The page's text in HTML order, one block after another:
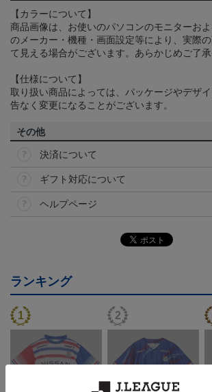
【カラーについて】
商品画像は、お使いのパソコンのモニターお
のメーカー・機種・画面設定等により、実際
て見える場合がございます。あらかじめご了承
【仕様について】
取り扱い商品によっては、パッケージやデザ
告なく変更になることがございます。
その他
決済について
ギフト対応について
ヘルプページ
ランキング